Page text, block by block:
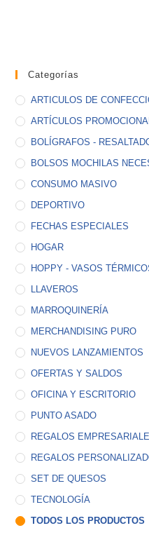
Categorías
ARTICULOS DE
ARTÍCULOS
BOLÍGRAFOS -
BOLSOS MOCHILAS
CONSUMO MASIVO
DEPORTIVO
FECHAS ESPECIALES
HOGAR
HOPPY - VASOS
LLAVEROS
MARROQUINERÍA
MERCHANDISING PURO
NUEVOS LANZAMIENTOS
OFERTAS Y SALDOS
OFICINA Y ESCRITORIO
PUNTO ASADO
REGALOS
REGALOS
SET DE QUESOS
TECNOLOGÍA
TODOS LOS PRODUCTOS